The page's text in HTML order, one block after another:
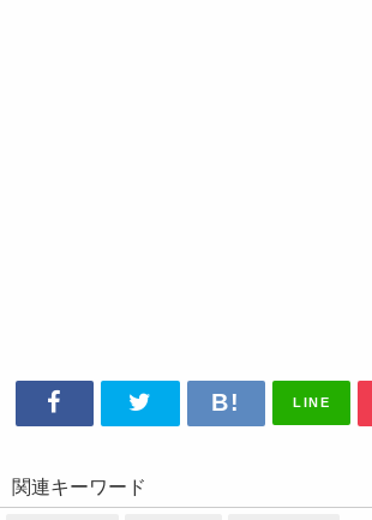
LINE
関連キーワード